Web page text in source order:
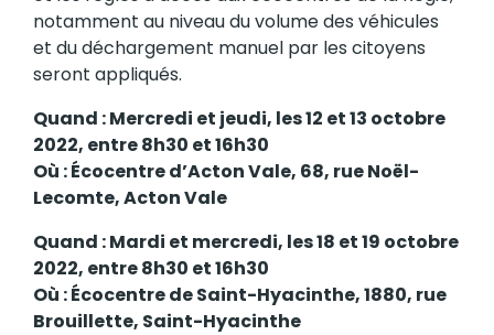
notamment au niveau du volume des véhicules
et du déchargement manuel par les citoyens
seront appliqués.
Quand : Mercredi et jeudi, les 12 et 13 octobre
2022, entre 8h30 et 16h30
Où : Écocentre d’Acton Vale, 68, rue Noël-
Lecomte, Acton Vale
Quand : Mardi et mercredi, les 18 et 19 octobre
2022, entre 8h30 et 16h30
Où : Écocentre de Saint-Hyacinthe, 1880, rue
Brouillette, Saint-Hyacinthe